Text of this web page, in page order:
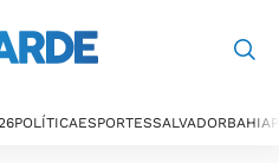
POLÍTICAESPORTESSALVADORBAHIA